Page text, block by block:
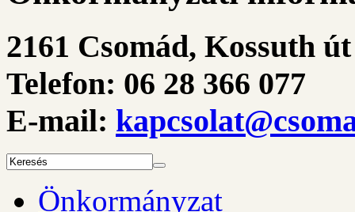
2161 Csomád, Kossuth
Telefon: 06 28 366 077
E-mail:
Önkormányzat